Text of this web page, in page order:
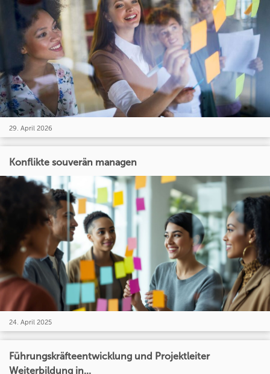
29. April 2026
Konflikte souverän managen
24. April 2025
Führungskräfteentwicklung und Projektleiter
Weiterbildung in...